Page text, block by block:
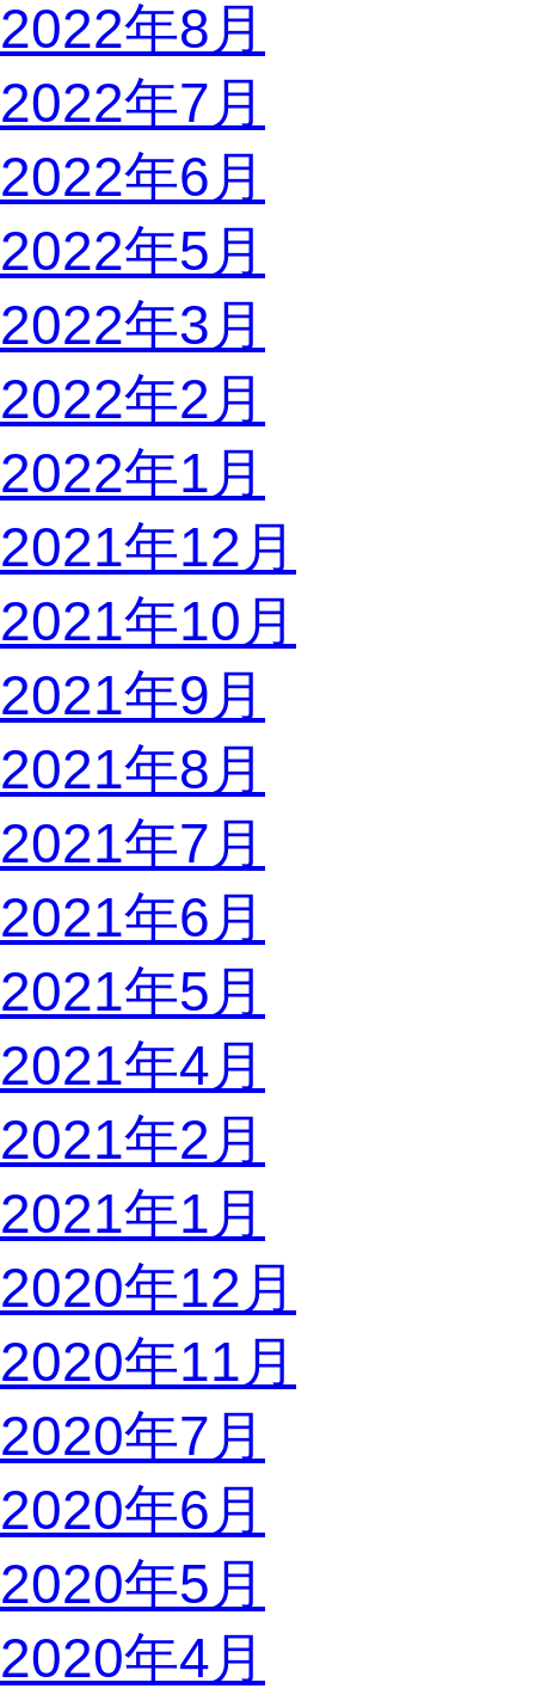
2022年8月
2022年7月
2022年6月
2022年5月
2022年3月
2022年2月
2022年1月
2021年12月
2021年10月
2021年9月
2021年8月
2021年7月
2021年6月
2021年5月
2021年4月
2021年2月
2021年1月
2020年12月
2020年11月
2020年7月
2020年6月
2020年5月
2020年4月